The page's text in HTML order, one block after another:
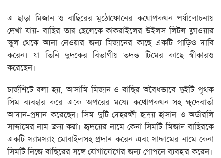
এ ছাড়া মিজান ও বাছিরের মুঠোফোনের কথোপকথন পর্যালোচনায়
দেখা যায়- বাছির তার ছেলেকে কাকরাইলের উইলস লিটল ফ্লাওয়ার
স্কুল থেকে আনা নেওয়ার জন্য মিজানের কাছে একটি গাড়িও দাবি
করেন। যা তিনি দুদকের বিভাগীয় তদন্ত টিমের কাছে স্বীকারও
করেছেন।
চার্জশিটে বলা হয়, আসামি মিজান ও বাছির অবৈধভাবে দুইটি পৃথক
সিম ব্যবহার করে একে অপরের মধ্যে কথোপকথন-সহ ক্ষুদেবার্তা
আদান-প্রদান করেছেন। সিম দুটি দেহরক্ষী হৃদয় হাসান ও অর্ডারলি
সাদ্দামের নাম ক্রয় করা। হৃদয়ের নামে কেনা সিমটি মিজান বাছিরকে
একটি স্যামস্যাং মোবাইলসহ প্রদান করেন এবং সাদ্দামের নামে কেনা
সিমটি নিজে বাছিরের সঙ্গে যোগাযোগের জন্য গোপনে ব্যবহার করেন।